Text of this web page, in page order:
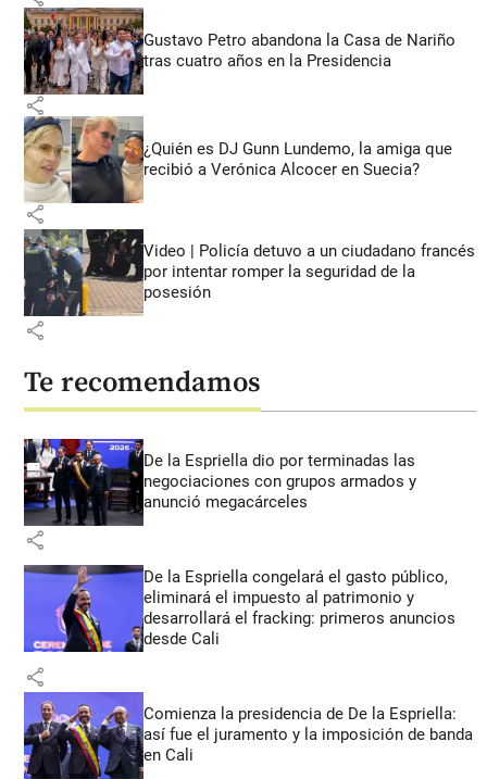
Gustavo Petro abandona la Casa de Nariño
tras cuatro años en la Presidencia
share
¿Quién es DJ Gunn Lundemo, la amiga que
recibió a Verónica Alcocer en Suecia?
share
Video | Policía detuvo a un ciudadano francés
por intentar romper la seguridad de la
posesión
share
Te recomendamos
De la Espriella dio por terminadas las
negociaciones con grupos armados y
anunció megacárceles
share
De la Espriella congelará el gasto público,
eliminará el impuesto al patrimonio y
desarrollará el fracking: primeros anuncios
desde Cali
share
Comienza la presidencia de De la Espriella:
así fue el juramento y la imposición de banda
en Cali